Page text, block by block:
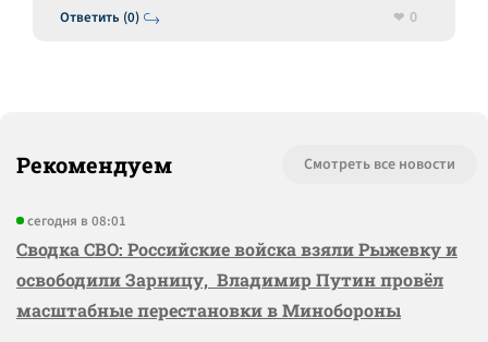
Ответить (0)
0
Рекомендуем Смотреть все новости
сегодня в 08:01
Сводка СВО: Российские войска взяли Рыжевку и
освободили Зарницу, Владимир Путин провёл
масштабные перестановки в Минобороны